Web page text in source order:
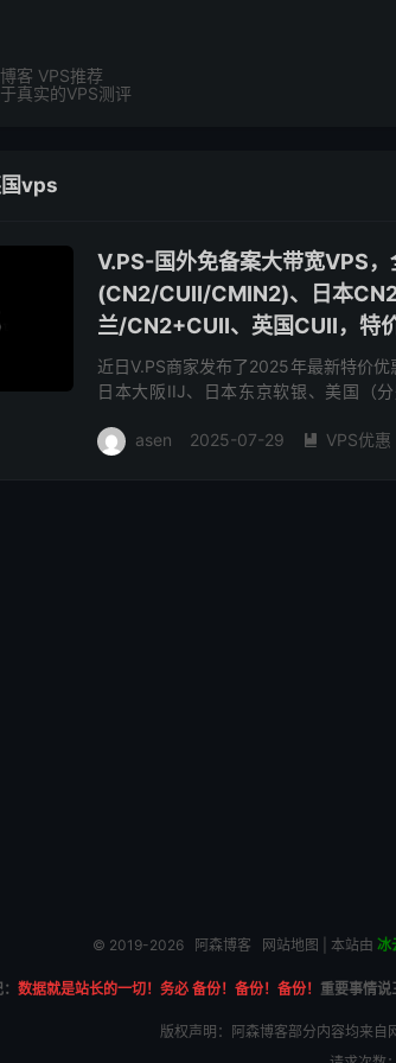
客 VPS推荐
真实的VPS测评
vps
V.PS-国外免备案大带宽VPS
(CN2/CUII/CMIN2)、日本
兰/CN2+CUII、英国CUII，特
近日V.PS商家发布了2025年最新特价优
日本大阪IIJ、日本东京软银、美国（
asen 2025-07-29  VPS优惠
© 2019-2026 阿森博客 网站地图 | 本站由 冰
数据就是站长的一切！务必 备份！备份！备份！ 重要事情
版权声明：阿森博客部分内容均来自